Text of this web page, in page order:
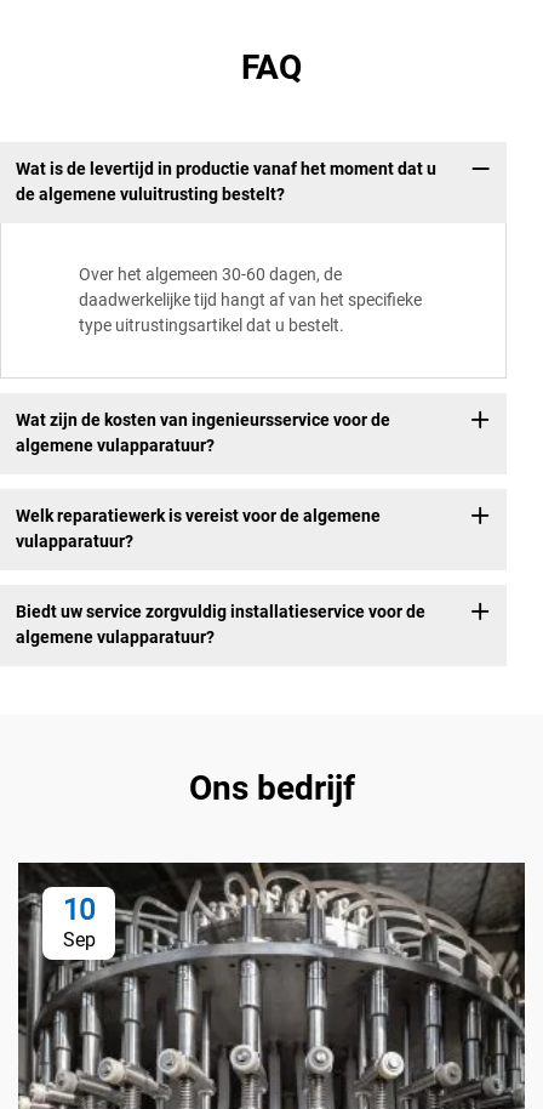
FAQ
Wat is de levertijd in productie vanaf het moment dat u
de algemene vuluitrusting bestelt?
Over het algemeen 30-60 dagen, de
daadwerkelijke tijd hangt af van het specifieke
type uitrustingsartikel dat u bestelt.
Wat zijn de kosten van ingenieursservice voor de
algemene vulapparatuur?
Welk reparatiewerk is vereist voor de algemene
vulapparatuur?
Biedt uw service zorgvuldig installatieservice voor de
algemene vulapparatuur?
Ons bedrijf
10
Sep